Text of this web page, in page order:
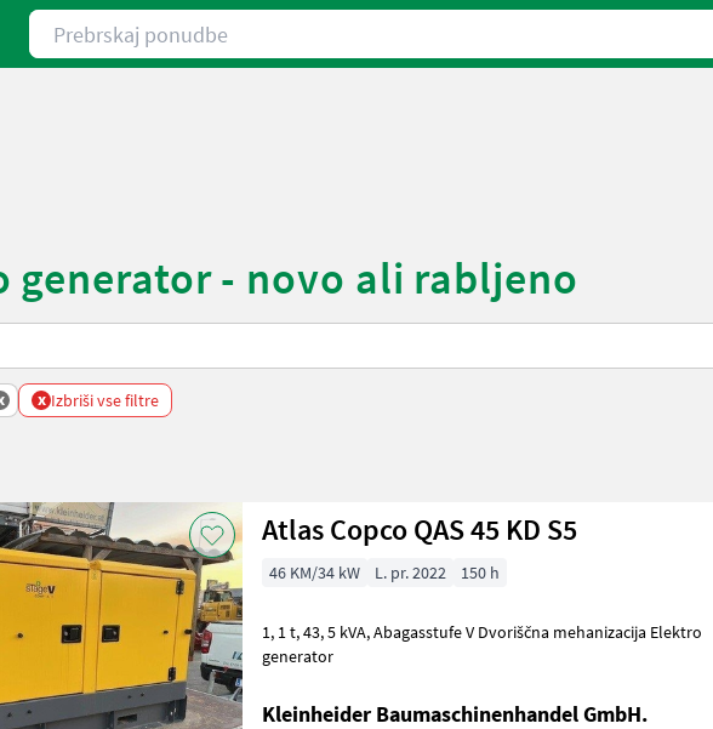
Prebrskaj ponudbe
generator - novo ali rabljeno
x Izbriši vse filtre
Atlas Copco QAS 45 KD S5
46 KM/34 kW L. pr. 2022 150 h
1, 1 t, 43, 5 kVA, Abagasstufe V Dvoriščna mehanizacija Elektro
generator
Kleinheider Baumaschinenhandel GmbH.